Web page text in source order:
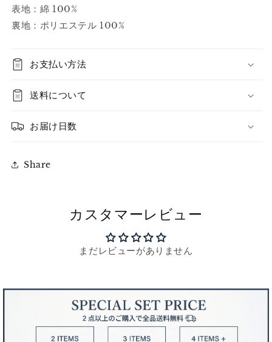
表地：綿 100%
裏地：ポリエステル 100%
お支払い方法
送料について
お届け日数
Share
カスタマーレビュー
まだレビューがありません